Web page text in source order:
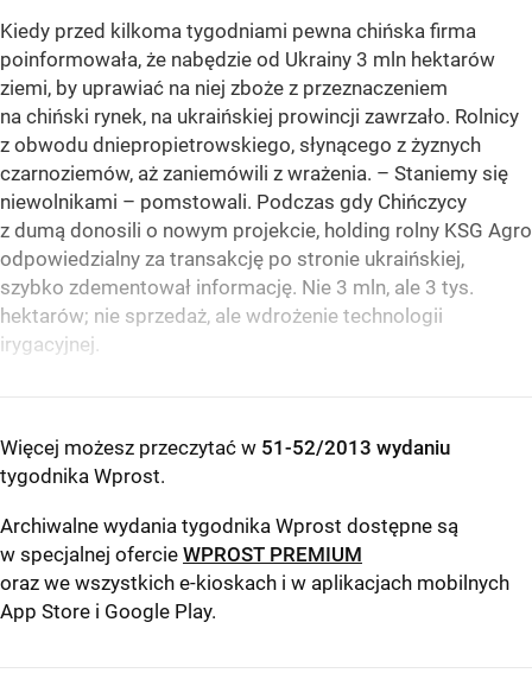
Kiedy przed kilkoma tygodniami pewna chińska firma
poinformowała, że nabędzie od Ukrainy 3 mln hektarów
ziemi, by uprawiać na niej zboże z przeznaczeniem
na chiński rynek, na ukraińskiej prowincji zawrzało. Rolnicy
z obwodu dniepropietrowskiego, słynącego z żyznych
czarnoziemów, aż zaniemówili z wrażenia. – Staniemy się
niewolnikami – pomstowali. Podczas gdy Chińczycy
z dumą donosili o nowym projekcie, holding rolny KSG Agro
odpowiedzialny za transakcję po stronie ukraińskiej,
szybko zdementował informację. Nie 3 mln, ale 3 tys.
hektarów; nie sprzedaż, ale wdrożenie technologii
irygacyjnej.
Więcej możesz przeczytać w 51-52/2013 wydaniu
tygodnika Wprost.
Archiwalne wydania tygodnika Wprost dostępne są
w specjalnej ofercie WPROST PREMIUM
oraz we wszystkich e-kioskach i w aplikacjach mobilnych
App Store i Google Play.